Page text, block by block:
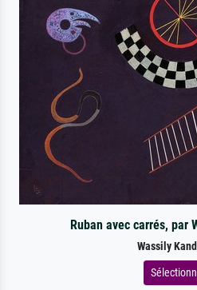
Ruban avec carrés, par
Wassily